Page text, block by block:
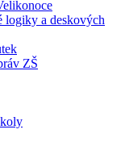
logiky a deskových
ZŠ